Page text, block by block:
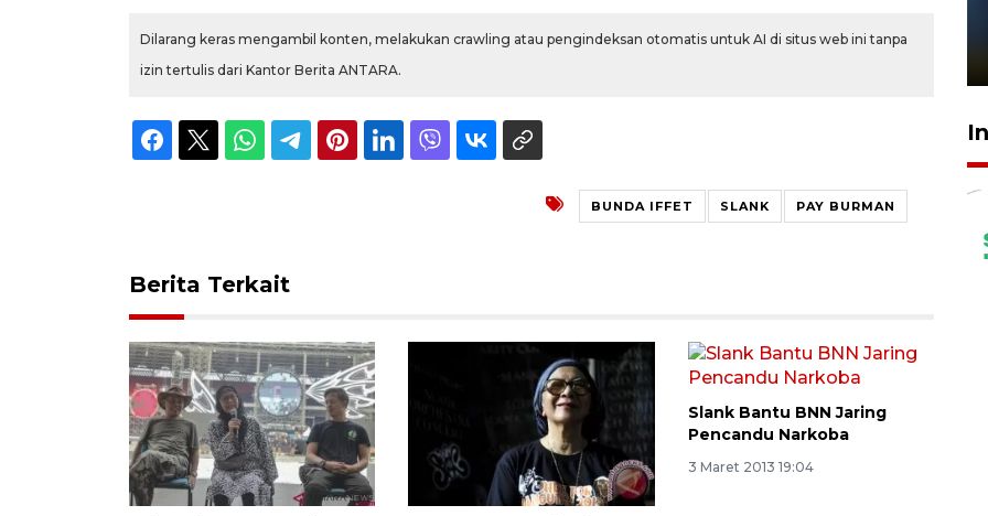
Dilarang keras mengambil konten, melakukan crawling atau pengindeksan otomatis untuk AI di situs web ini tanpa
izin tertulis dari Kantor Berita ANTARA.
BUNDA IFFET SLANK PAY BURMAN
Berita Terkait
Slank Bantu BNN Jaring
Pencandu Narkoba
3 Maret 2013 19:04
sampai 8 tahan?